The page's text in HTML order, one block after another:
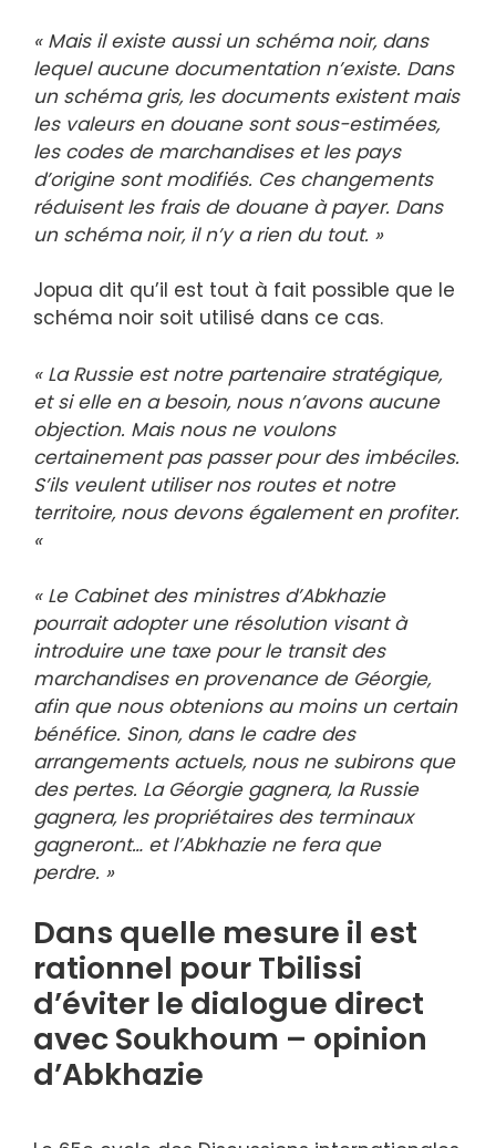
« Mais il existe aussi un schéma noir, dans
lequel aucune documentation n’existe. Dans
un schéma gris, les documents existent mais
les valeurs en douane sont sous-estimées,
les codes de marchandises et les pays
d’origine sont modifiés. Ces changements
réduisent les frais de douane à payer. Dans
un schéma noir, il n’y a rien du tout. »
Jopua dit qu’il est tout à fait possible que le
schéma noir soit utilisé dans ce cas.
« La Russie est notre partenaire stratégique,
et si elle en a besoin, nous n’avons aucune
objection. Mais nous ne voulons
certainement pas passer pour des imbéciles.
S’ils veulent utiliser nos routes et notre
territoire, nous devons également en profiter.
«
« Le Cabinet des ministres d’Abkhazie
pourrait adopter une résolution visant à
introduire une taxe pour le transit des
marchandises en provenance de Géorgie,
afin que nous obtenions au moins un certain
bénéfice. Sinon, dans le cadre des
arrangements actuels, nous ne subirons que
des pertes. La Géorgie gagnera, la Russie
gagnera, les propriétaires des terminaux
gagneront… et l’Abkhazie ne fera que
perdre. »
Dans quelle mesure il est
rationnel pour Tbilissi
d’éviter le dialogue direct
avec Soukhoum – opinion
d’Abkhazie